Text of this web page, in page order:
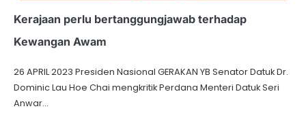
Kerajaan perlu bertanggungjawab terhadap
Kewangan Awam
26 APRIL 2023 Presiden Nasional GERAKAN YB Senator Datuk Dr.
Dominic Lau Hoe Chai mengkritik Perdana Menteri Datuk Seri
Anwar…